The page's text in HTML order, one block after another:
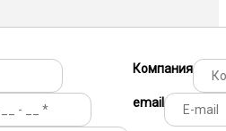
Компания
email